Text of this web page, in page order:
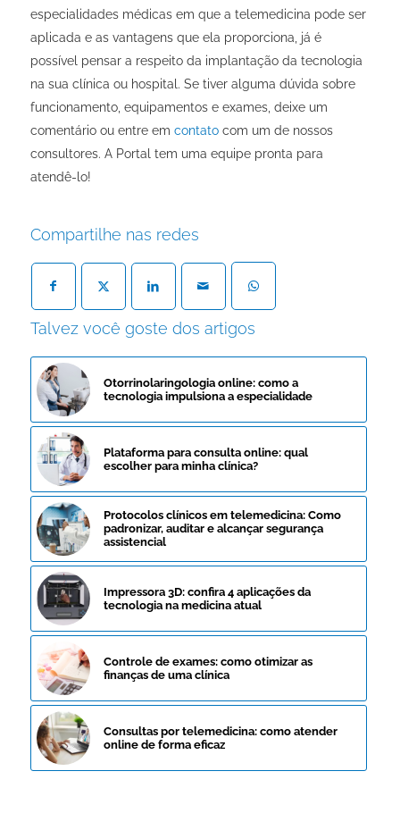
especialidades médicas em que a telemedicina pode ser
aplicada e as vantagens que ela proporciona, já é
possível pensar a respeito da implantação da tecnologia
na sua clínica ou hospital. Se tiver alguma dúvida sobre
funcionamento, equipamentos e exames, deixe um
comentário ou entre em contatocom um de nossos
consultores. A Portal tem uma equipe pronta para
atendê-lo!
Compartilhe nas redes
Talvez você goste dos artigos
Otorrinolaringologia online: como a
tecnologia impulsiona a especialidade
Plataforma para consulta online: qual
escolher para minha clínica?
Protocolos clínicos em telemedicina: Como
padronizar, auditar e alcançar segurança
assistencial
Impressora 3D: confira 4 aplicações da
tecnologia na medicina atual
Controle de exames: como otimizar as
finanças de uma clínica
Consultas por telemedicina: como atender
online de forma eficaz